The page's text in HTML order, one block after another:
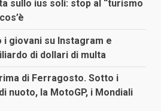
sullo ius soli: stop al “turismo
giovani su Instagram e
di dollari di multa
di Ferragosto. Sotto i
nuoto, la MotoGP, i Mondiali